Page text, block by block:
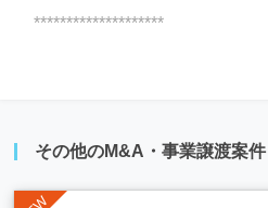
********************
その他のM&A・事業譲渡案件